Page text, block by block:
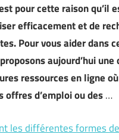
pour cette raison qu’il
efficacement et de
Pour vous aider dans
aujourd’hui
ressources en ligne
offres d’emploi ou des…
les différentes formes